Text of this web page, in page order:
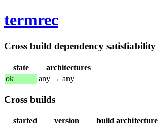
termrec
Cross build dependency satisfiability
state
architectures
ok
any → any
Cross builds
started version build architecture